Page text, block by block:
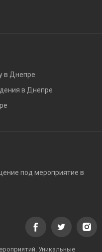
в Днепре
в Днепре
под мероприятие в
Уникальные